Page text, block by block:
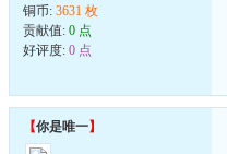
铜币: 3631 枚
贡献值: 0 点
好评度: 0 点
【你是唯一】